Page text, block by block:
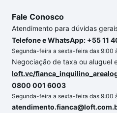
Fale Conosco
Atendimento para dúvidas
Telefone e WhatsApp: +55 11
Segunda-feira a sexta-feira das 9:00
Negociação de taxa ou aluguel
loft.vc/
0800 001 6003
Segunda-feira a sexta-feira das 9:00